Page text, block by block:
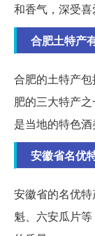
和香气，深受喜
合肥土特产
合肥的土特产
肥的三大特产
是当地的特色酒
安徽省名优
安徽省的名优
魁、六安瓜片